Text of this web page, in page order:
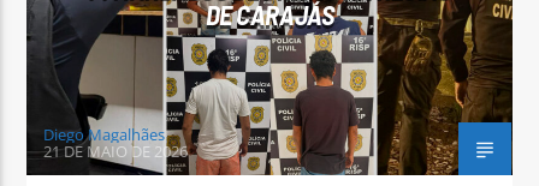
DE CARAJÁS
Diego Magalhães
21 DE MAIO DE 2026